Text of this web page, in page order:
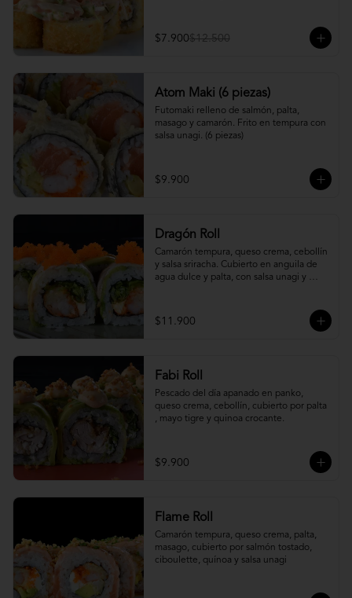
$7.900$12.500
Atom Maki (6 piezas)
Futomaki relleno de salmón, palta,
masago y camarón. Frito en tempura con
salsa unagi. (6 piezas)
$9.900
Dragón Roll
Camarón tempura, queso crema, cebollín
y salsa sriracha. Cubierto en anguila de
agua dulce y palta, con salsa unagi y
$11.900
Fabi Roll
Pescado del día apanado en panko,
queso crema, cebollín, cubierto por palta
, mayo tigre y quinoa crocante.
$9.900
Flame Roll
Camarón tempura, queso crema, palta,
masago, cubierto por salmón tostado,
ciboulette, quínoa y salsa unagi